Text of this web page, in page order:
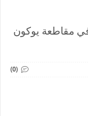
مقاطعة يوكون
(0)